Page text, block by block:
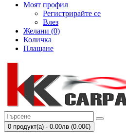
Моят профил
Регистрирайте се
Влез
Желани (0)
Количка
Плащане
0 продукт(а) - 0.00лв (0.00€)